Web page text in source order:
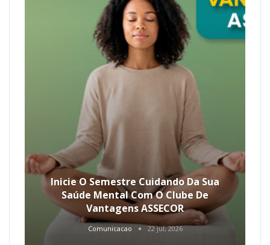
Inicie O Semestre Cuidando Da Sua
Saúde Mental Com O Clube De
Vantagens ASSECOR
Comunicacao 22 jul, 2026